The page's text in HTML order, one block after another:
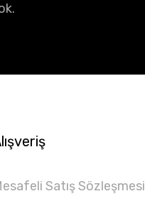
Satış Sözleşmesi